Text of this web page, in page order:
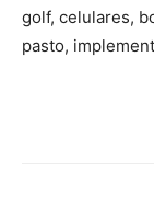
golf, celulares,
pasto,